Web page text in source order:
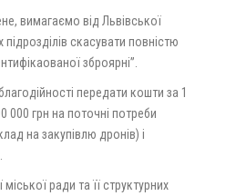
вимагаємо від Львівської
підрозділів скасувати повністю
зброярні”.
передати кошти за 1
000 грн на поточні потреби
на закупівлю дронів) і
ради та її структурних